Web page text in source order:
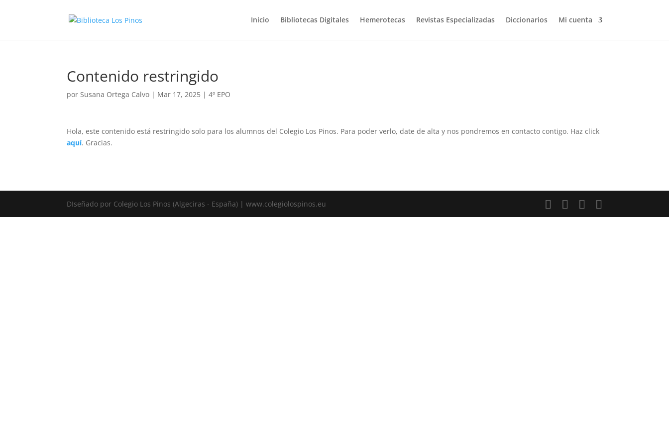
Inicio Bibliotecas Digitales Hemerotecas Revistas Especializadas Diccionarios Mi cuenta
Contenido restringido
porSusana Ortega Calvo | Mar 17, 2025 |4º EPO
Hola, este contenido está restringido solo para los alumnos del Colegio Los Pinos. Para poder verlo, date de alta y nos pondremos en contacto contigo. Haz click
aquí. Gracias.
DIseñado por Colegio Los Pinos (Algeciras - España) | www.colegiolospinos.eu